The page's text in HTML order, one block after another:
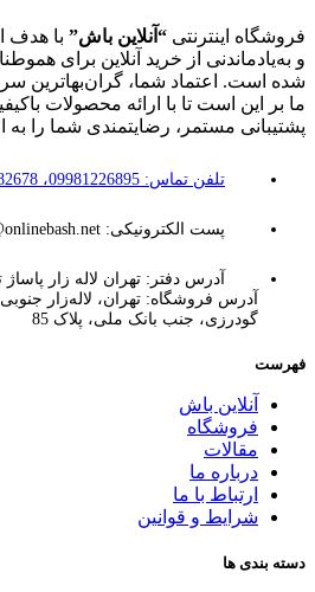
فروشگاه اینترنتی “آنلاین باش” با هدف
و به‌یادماندنی از خرید آنلاین برای
شده است. اعتماد شما، گران‌بهاترین
ما بر این است تا با ارائه محصولات
پشتیبانی مستمر، رضایتمندی شما را به
تلفن تماس: 09981226895، 09354082678
پست الکترونیکی: Info@onlinebash.net
آدرس فروشگاه: تهران، لاله‌زار
گودرزی، جنب بانک ملی، پلاک 85
فهرست
آنلاین باش
فروشگاه
مقالات
درباره ما
ارتباط با ما
شرایط و قوانین
دسته بندی ها